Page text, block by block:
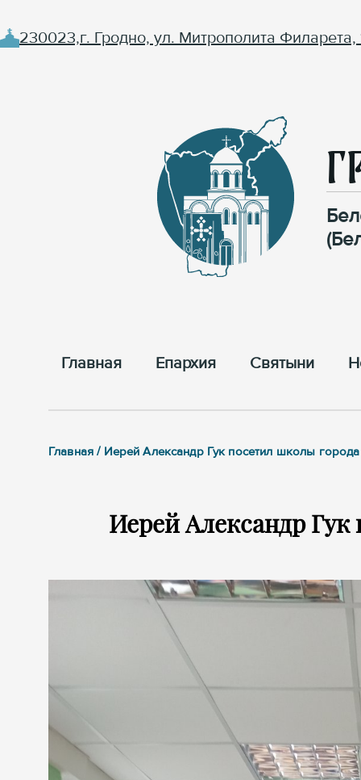
230023,г. Гродно, ул. Митрополита Филарета,
Главная Епархия Cвятыни
Главная / Иерей Александр Гук посетил школы
Иерей Александр